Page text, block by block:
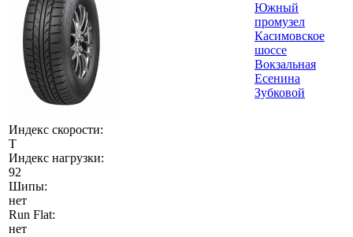
Южный
промузел
Касимовское
шоссе
Вокзальная
Есенина
Зубковой
Индекс скорости:
T
Индекс нагрузки:
92
Шипы:
нет
Run Flat:
нет